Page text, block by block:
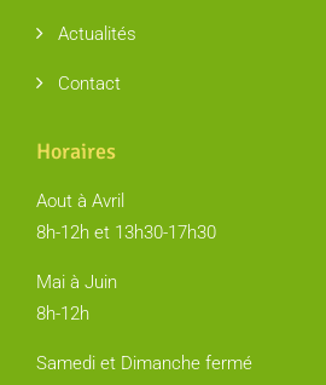
Actualités
Contact
Horaires
Aout à Avril
8h-12h et 13h30-17h30
Mai à Juin
8h-12h
Samedi et Dimanche fermé